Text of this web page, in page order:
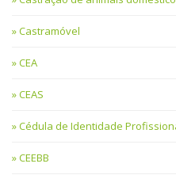
Castramóvel
CEA
CEAS
Cédula de Identidade
CEEBB